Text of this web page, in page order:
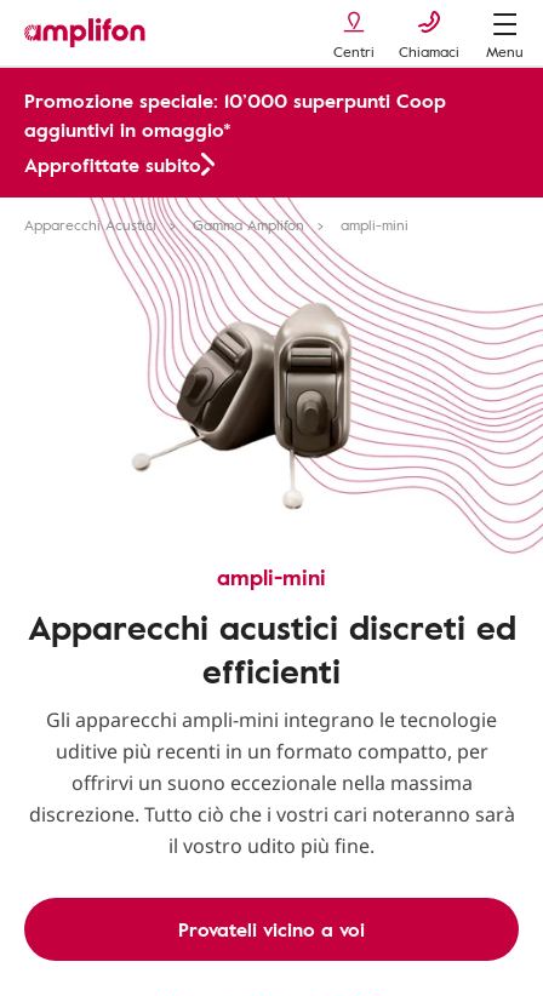
Centri Chiamaci Menu
Promozione speciale: 10’000 superpunti Coop
aggiuntivi in omaggio*
Approfittate subito
Apparecchi Acustici Gamma Amplifon ampli-mini
ampli-mini
Apparecchi acustici discreti ed
efficienti
Gli apparecchi ampli-mini integrano le tecnologie
uditive più recenti in un formato compatto, per
offrirvi un suono eccezionale nella massima
discrezione. Tutto ciò che i vostri cari noteranno sarà
il vostro udito più fine.
Provateli vicino a voi